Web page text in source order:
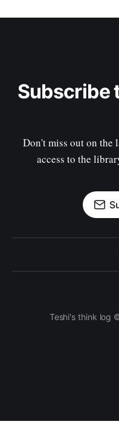
Subscribe
Don't miss out on the
access to the
Teshi's think log